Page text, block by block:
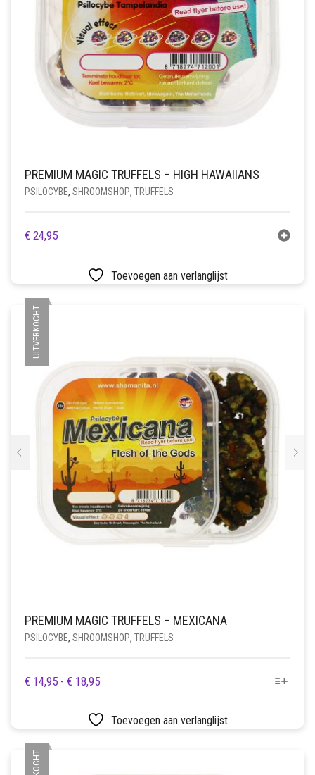
PREMIUM MAGIC TRUFFELS – HIGH HAWAIIANS
PSILOCYBE, SHROOMSHOP, TRUFFELS
€ 24,95
Toevoegen aan verlanglijst
UITVERKOCHT
PREMIUM MAGIC TRUFFELS – MEXICANA
PSILOCYBE, SHROOMSHOP, TRUFFELS
€ 14,95 - € 18,95PRIJSKLASSE:
TOT
€ 18,95
DIT
HEEFT
MEERDERE
Toevoegen aan verlanglijst